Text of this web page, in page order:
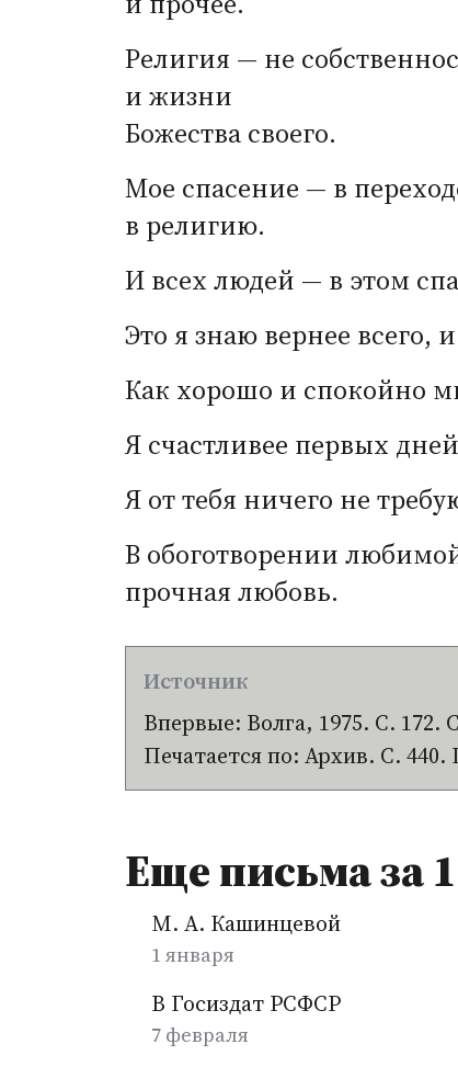
Религия — не
и жизни
Божества своего.
Мое спасение — в
в религию.
И всех людей — в этом
Это я знаю вернее всего,
Как хорошо и спокойно
Я счастливее первых
Я от тебя ничего не
В обоготворении
прочная любовь.
Впервые: Волга, 1975. С. 172.
Печатается по: Архив. С.
Еще письма за
М. А. Кашинцевой
1 января
В Госиздат РСФСР
7 февраля